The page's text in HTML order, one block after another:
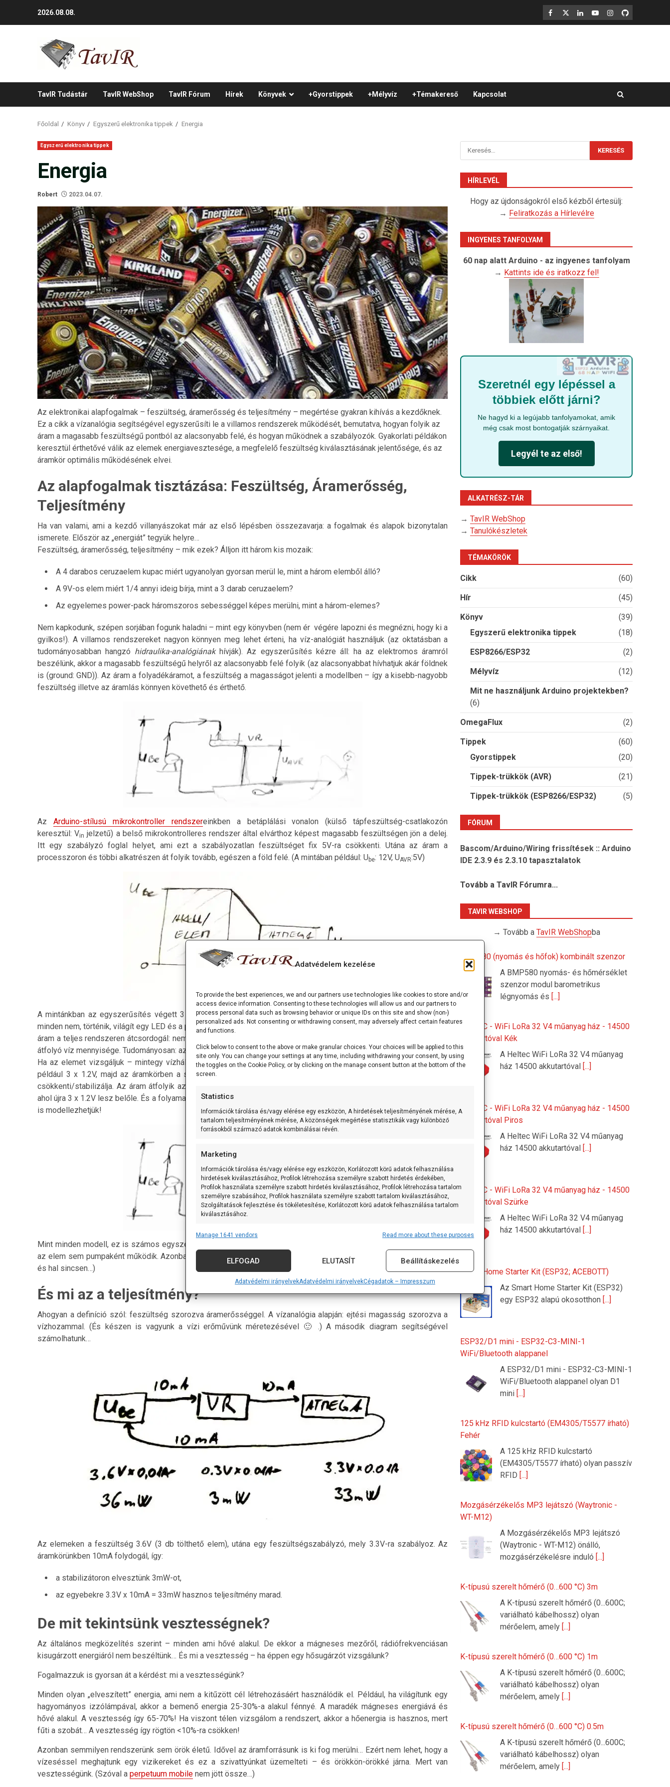
Adatvédelem kezelése
To provide the best experiences, we and our partners use technologies like cookies to store and/or
access device information. Consenting to these technologies will allow us and our partners to
process personal data such as browsing behavior or unique IDs on this site and show (non-)
personalized ads. Not consenting or withdrawing consent, may adversely affect certain features
and functions.
Click below to consent to the above or make granular choices. Your choices will be applied to this
site only. You can change your settings at any time, including withdrawing your consent, by using
the toggles on the Cookie Policy, or by clicking on the manage consent button at the bottom of the
screen.
Statistics
Információk tárolása és/vagy elérése egy eszközön, A hirdetések teljesítményének mérése, A
tartalom teljesítményének mérése, A közönségek megértése statisztikák vagy különböző
forrásokból származó adatok kombinálásai révén.
Marketing
Információk tárolása és/vagy elérése egy eszközön, Korlátozott körű adatok felhasználása
hirdetések kiválasztásához, Profilok létrehozása személyre szabott hirdetés érdekében,
Profilok használata személyre szabott hirdetés kiválasztásához, Profilok létrehozása tartalom
személyre szabásához, Profilok használata személyre szabott tartalom kiválasztásához,
Szolgáltatások fejlesztése és tökéletesítése, Korlátozott körű adatok felhasználása tartalom
kiválasztásához.
Features Always active
Más adatforrásokból származó adatok párosítása és kombinálása, Különböző
eszközök összekapcsolása, Eszközök azonosítása automatikusan továbbított
információk alapján.
Pontos földrajzi helymeghatározási adatok felhasználása.
Biztonság, visszaélések megakadályozása és észlelése,
hibajavítás, Hirdetés és tartalom megjelenítése és bemutatása,
Manage 1641 vendors Read more about these purposes
ELFOGAD ELUTASÍT Beállításkezelés
Adatvédelmi irányelvekAdatvédelmi irányelvekCégadatok – Impresszum
2026.08.08. F X LinkedIn
YouTubeInstagram
GitHub
TavIR Tudástár TavIR WebShop TavIR Fórum Hírek Könyvek +Gyorstippek +Mélyvíz +Témakereső Kapcsolat
Főoldal Könyv Egyszerű elektronika tippek Energia
Egyszerű elektronika tippek
Energia
Robert 2023.04.07.
Az elektronikai alapfogalmak – feszültség, áramerősség és teljesítmény – megértése gyakran kihívás a kezdőknek.
Ez a cikk a vízanalógia segítségével egyszerűsíti le a villamos rendszerek működését, bemutatva, hogyan folyik az
áram a magasabb feszültségű pontból az alacsonyabb felé, és hogyan működnek a szabályozók. Gyakorlati példákon
keresztül érthetővé válik az elemek energiavesztesége, a megfelelő feszültség kiválasztásának jelentősége, és az
áramkör optimális működésének elvei.
Az alapfogalmak tisztázása: Feszültség, Áramerősség,
Teljesítmény
Ha van valami, ami a kezdő villanyászokat már az első lépésben összezavarja: a fogalmak és alapok bizonytalan
ismerete. Először az „energiát” tegyük helyre…
Feszültség, áramerősség, teljesítmény – mik ezek? Álljon itt három kis mozaik:
A 4 darabos ceruzaelem kupac miért ugyanolyan gyorsan merül le, mint a három elemből álló?
A 9V-os elem miért 1/4 annyi ideig bírja, mint a 3 darab ceruzaelem?
Az egyelemes power-pack háromszoros sebességgel képes merülni, mint a három-elemes?
Nem kapkodunk, szépen sorjában fogunk haladni – mint egy könyvben (nem ér végére lapozni és megnézni, hogy ki a
gyilkos!). A villamos rendszereket nagyon könnyen meg lehet érteni, ha víz-analógiát használjuk (az oktatásban a
tudományosabban hangzó hidraulika-analógiánakhívják). Az egyszerűsítés kézre áll: ha az elektromos áramról
beszélünk, akkor a magasabb feszültségű helyről az alacsonyabb felé folyik (az alacsonyabbat hívhatjuk akár földnek
is (ground: GND)). Az áram a folyadékáramot, a feszültség a magasságot jelenti a modellben – így a kisebb-nagyobb
feszültség illetve az áramlás könnyen követhető és érthető.
Az Arduino-stílusú mikrokontroller rendszereinkben a betáplálási vonalon (külső tápfeszültség-csatlakozón
keresztül: Vin jelzetű) a belső mikrokontrolleres rendszer által elvárthoz képest magasabb feszültségen jön a delej.
Itt egy szabályzó foglal helyet, ami ezt a szabályozatlan feszültséget fix 5V-ra csökkenti. Utána az áram a
processzoron és többi alkatrészen át folyik tovább, egészen a föld felé. (A mintában például: U be: 12V, UAVR:5V)
A mintánkban az egyszerűsítés végett 3 db feltöltött akku van a bemeneten (3 x 1.2V = 3.6V). A példánkban sok
minden nem, történik, világít egy LED és a processzor alaphelyzetben jár. Így az átfolyó áram 10 mA körüli lesz. Ez az
áram a teljes rendszeren átcsordogál: nem veszik el sehol és nem is szaporodik fel. A vizes analógiával élve: ez az
átfolyó víz mennyisége. Tudományosan: az elektronok áramlása.
Ha az elemet vizsgáljuk – mintegy vízhálózat-analóg módon, akkor megfigyelhetjük, hogy az elemen a feszültség
például 3 x 1.2V, majd az áramkörben a stabilizátor (VR – Voltage regulator – feszültségszabályozó) ezt 3.3V-ra
csökkenti/stabilizálja. Az áram átfolyik az alkatrészeken és a föld (0V) szintjére kerül. Visszafolyik így az elembe,
ahol újra 3 x 1.2V lesz belőle. És a folyamat ismétlődik. Ekkor az elemet az egész motorjának tekintve – szivattyúként
is modellezhetjük!
Mint minden modell, ez is számos egyszerűsítést tartalmaz. Az áram nem a + oldalról a mínusz fele folyik, ahogyan
az elem sem pumpaként működik. Azonban a modellezés és az analógia szerepét nagyon jól betölti. (Nem, horgász
és hal sincsen…)
És mi az a teljesítmény?
Ahogyan a definíció szól: feszültség szorozva áramerősséggel. A vízanalógia alapján: ejtési magasság szorozva a
vízhozammal. (És készen is vagyunk a vízi erőművünk méretezésével 🙂 .) A második diagram segítségével
számolhatunk…
Az elemeken a feszültség 3.6V (3 db tölthető elem), utána egy feszültségszabályzó, mely 3.3V-ra szabályoz. Az
áramkörünkben 10mA folydogál, így:
a stabilizátoron elvesztünk 3mW-ot,
az egyebekre 3.3V x 10mA = 33mW hasznos teljesítmény marad.
De mit tekintsünk vesztességnek?
Az általános megközelítés szerint – minden ami hővé alakul. De ekkor a mágneses mezőről, rádiófrekvenciásan
kisugárzott energiáról nem beszéltünk… És mi a vesztesség – ha éppen egy hősugárzót vizsgálunk?
Fogalmazzuk is gyorsan át a kérdést: mi a vesztességünk?
Minden olyan „elveszített” energia, ami nem a kitűzött cél létrehozásáért használódik el. Például, ha világítunk egy
hagyományos izzólámpával, akkor a bemenő energia 25-30%-a alakul fénnyé. A maradék mágneses energiává és
hővé alakul. A vesztesség így 65-70%! Ha viszont télen vizsgálom a rendszert, akkor a hőenergia is hasznos, mert
fűti a szobát… A vesztesség így rögtön <10%-ra csökken!
Azonban semmilyen rendszerünk sem örök életű. Idővel az áramforrásunk is ki fog merülni… Ezért nem lehet, hogy a
vízeséssel meghajtunk egy vizikereket és ez a szivattyúnkat üzemelteti – és örökkön-örökké járna. Mert van
vesztességünk. (Szóval a perpetuum mobile nem jött össze…)
Keresés:
HÍRLEVÉL
Hogy az újdonságokról első kézből értesülj:
→ Feliratkozás a Hírlevélre
INGYENES TANFOLYAM
60 nap alatt Arduino - az ingyenes tanfolyam
→ Kattints ide és iratkozz fel!
Szeretnél egy lépéssel a
többiek előtt járni?
Ne hagyd ki a legújabb tanfolyamokat, amik
még csak most bontogatják szárnyaikat.
Legyél te az első!
ALKATRÉSZ-TÁR
→TavIR WebShop
→Tanulókészletek
TÉMAKÖRÖK
Cikk (60)
Hír (45)
Könyv
(39)
Egyszerű elektronika tippek
(18)
ESP8266/ESP32 (2)
Mélyvíz (12)
Mit ne használjunk Arduino projektekben?
(6)
OmegaFlux (2)
Tippek
(60)
Gyorstippek
(20)
Tippek-trükkök (AVR) (21)
Tippek-trükkök (ESP8266/ESP32) (5)
FÓRUM
Bascom/Arduino/Wiring frissítések :: Arduino
IDE 2.3.9 és 2.3.10 tapasztalatok
Tovább a TavIR Fórumra...
TAVIR WEBSHOP
→ Tovább a TavIR WebShopba
BMP580 (nyomás és hőfok) kombinált szenzor
A BMP580 nyomás- és hőmérséklet
szenzor modul barometrikus
légnyomás és [...]
HELTEC - WiFi LoRa 32 V4 műanyag ház - 14500
akkutartóval Kék
A Heltec WiFi LoRa 32 V4 műanyag
ház 14500 akkutartóval
[...]
HELTEC - WiFi LoRa 32 V4 műanyag ház - 14500
akkutartóval Piros
A Heltec WiFi LoRa 32 V4 műanyag
ház 14500 akkutartóval
[...]
HELTEC - WiFi LoRa 32 V4 műanyag ház - 14500
akkutartóval Szürke
A Heltec WiFi LoRa 32 V4 műanyag
ház 14500 akkutartóval
[...]
Smart Home Starter Kit (ESP32; ACEBOTT)
Az Smart Home Starter Kit (ESP32)
egy ESP32 alapú okosotthon [...]
ESP32/D1 mini - ESP32-C3-MINI-1
WiFi/Bluetooth alappanel
A ESP32/D1 mini - ESP32-C3-MINI-1
WiFi/Bluetooth alappanel olyan D1
mini [...]
125 kHz RFID kulcstartó (EM4305/T5577 írható)
Fehér
A 125 kHz RFID kulcstartó
(EM4305/T5577 írható) olyan passzív
RFID [...]
Mozgásérzékelős MP3 lejátszó (Waytronic -
WT-M12)
A Mozgásérzékelős MP3 lejátszó
(Waytronic - WT-M12) önálló,
mozgásérzékelésre induló [...]
K-típusú szerelt hőmérő (0…600 °C) 3m
A K-típusú szerelt hőmérő (0...600C;
variálható kábelhossz) olyan
mérőelem, amely [...]
K-típusú szerelt hőmérő (0…600 °C) 1m
A K-típusú szerelt hőmérő (0...600C;
variálható kábelhossz) olyan
mérőelem, amely [...]
K-típusú szerelt hőmérő (0…600 °C) 0.5m
A K-típusú szerelt hőmérő (0...600C;
variálható kábelhossz) olyan
mérőelem, amely [...]